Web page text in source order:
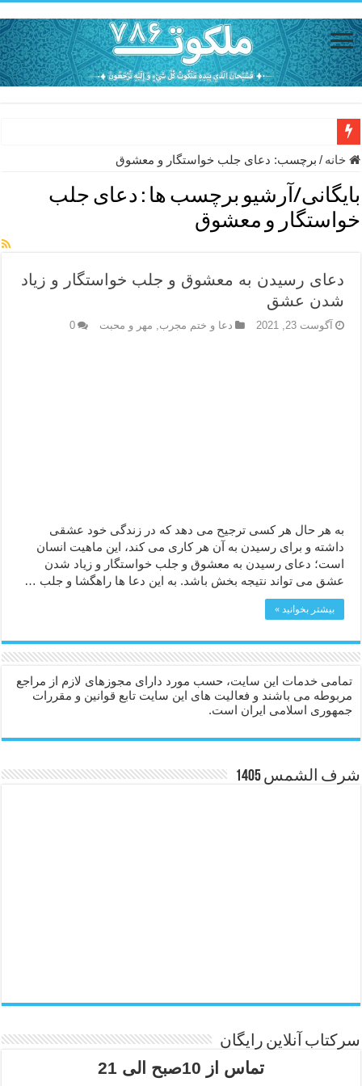
دعای حفظ جان خانواده از بلا در سفر – دعای دفع بلا در قرآن
دعای مجرب برای رفع گرفتاری – ذکر قوی برای جلوگیری از اندوه و
دعا برای عاشق شدن طرف مقابل – عاشق کردن طرف مقابل از راه
دعای حفظ جان عزیزان از بلا در سفر – دعا برای رفع حوادث بد روزانه
انواع ذکرهای الهی و خواص آن – مجرب ترین ذکرها برای برآوردن
دعای روزی و رفع فقر – دعای مجرب برای گشایش مالی و برکت در کار
دعای قوی برای حاجات دنیا و آخرت – حاجت روایی و رفع مشکلات
خانه / برچسب: دعای جلب خواستگار و معشوق
بایگانی/آرشیو برچسب ها : دعای جلب
خواستگار و معشوق
دعای رسیدن به معشوق و جلب خواستگار و زیاد
شدن عشق
آگوست 23, 2021 دعا و ختم مجرب مهر و محبت 0
به هر حال هر کسی ترجیح می دهد که در زندگی خود عشقی
داشته و برای رسیدن به آن هر کاری می کند، این ماهیت انسان
است؛ دعای رسیدن به معشوق و جلب خواستگار و زیاد شدن
عشق می تواند نتیجه بخش باشد. به این دعا ها راهگشا و جلب …
بیشتر بخوانید »
تمامی خدمات این سایت، حسب مورد دارای مجوزهای لازم از مراجع
مربوطه می باشند و فعالیت های این سایت تابع قوانین و مقررات
جمهوری اسلامی ایران است.
شرف الشمس 1405
سرکتاب آنلاین رایگان
تماس از 10صبح الی 21